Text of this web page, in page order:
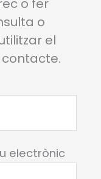
o fer
o
el
electrònic